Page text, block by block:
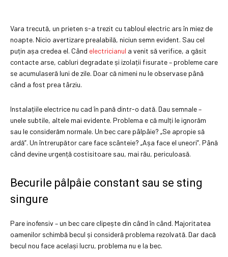
Vara trecută, un prieten s-a trezit cu tabloul electric ars în miez de
noapte. Nicio avertizare prealabilă, niciun semn evident. Sau cel
puțin așa credea el. Când electricianul a venit să verifice, a găsit
contacte arse, cabluri degradate și izolații fisurate – probleme care
se acumulaseră luni de zile. Doar că nimeni nu le observase până
când a fost prea târziu.
Instalațiile electrice nu cad în pană dintr-o dată. Dau semnale –
unele subtile, altele mai evidente. Problema e că mulți le ignorăm
sau le considerăm normale. Un bec care pâlpâie? „Se apropie să
ardă”. Un întrerupător care face scânteie? „Așa face el uneori”. Până
când devine urgență costisitoare sau, mai rău, periculoasă.
Becurile pâlpâie constant sau se sting
singure
Pare inofensiv – un bec care clipește din când în când. Majoritatea
oamenilor schimbă becul și consideră problema rezolvată. Dar dacă
becul nou face același lucru, problema nu e la bec.